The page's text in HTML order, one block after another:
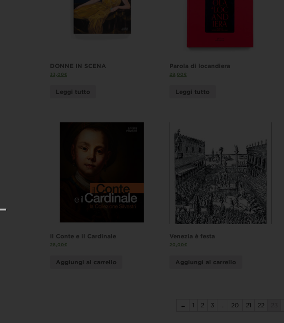
DONNE IN SCENA
33,00€
Leggi tutto
Parola di locandiera
28,00€
Leggi tutto
Il Conte e il Cardinale
28,00€
Aggiungi al carrello
Venezia è festa
20,00€
Aggiungi al carrello
← 1 2 3 20 21 22